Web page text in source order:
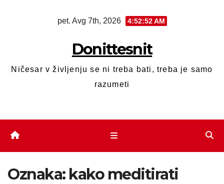
pet. Avg 7th, 2026 4:52:52 AM
Donittesnit
Ničesar v življenju se ni treba bati, treba je samo
razumeti
Oznaka: kako meditirati